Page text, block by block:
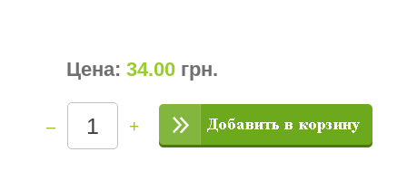
Цена: 34.00 грн.
– +